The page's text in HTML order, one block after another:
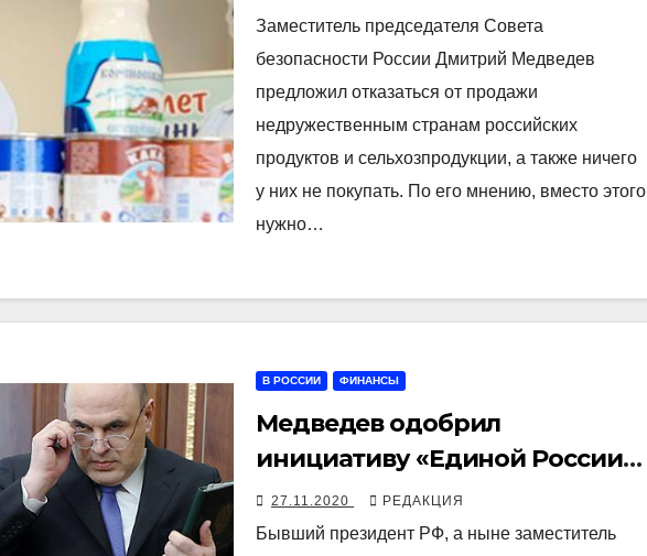
у них
Заместитель председателя Совета
безопасности России Дмитрий Медведев
предложил отказаться от продажи
недружественным странам российских
продуктов и сельхозпродукции, а также ничего
у них не покупать. По его мнению, вместо этого
нужно…
В РОССИИ ФИНАНСЫ
Медведев одобрил
инициативу «Единой России»
о введении нового налога на
зарплаты
27.11.2020 РЕДАКЦИЯ
Бывший президент РФ, а ныне заместитель